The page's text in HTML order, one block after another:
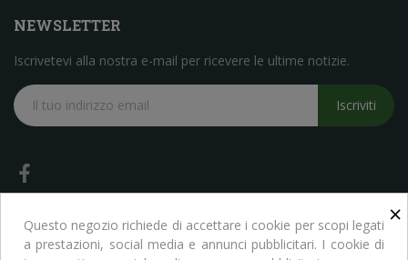
NEWSLETTER
Iscrivetevi alla nostra e-mail per ricevere le ultime notizie.
Iscriviti
×
Questo negozio richiede di accettare i cookie per scopi legati
a prestazioni, social media e annunci pubblicitari. I cookie di